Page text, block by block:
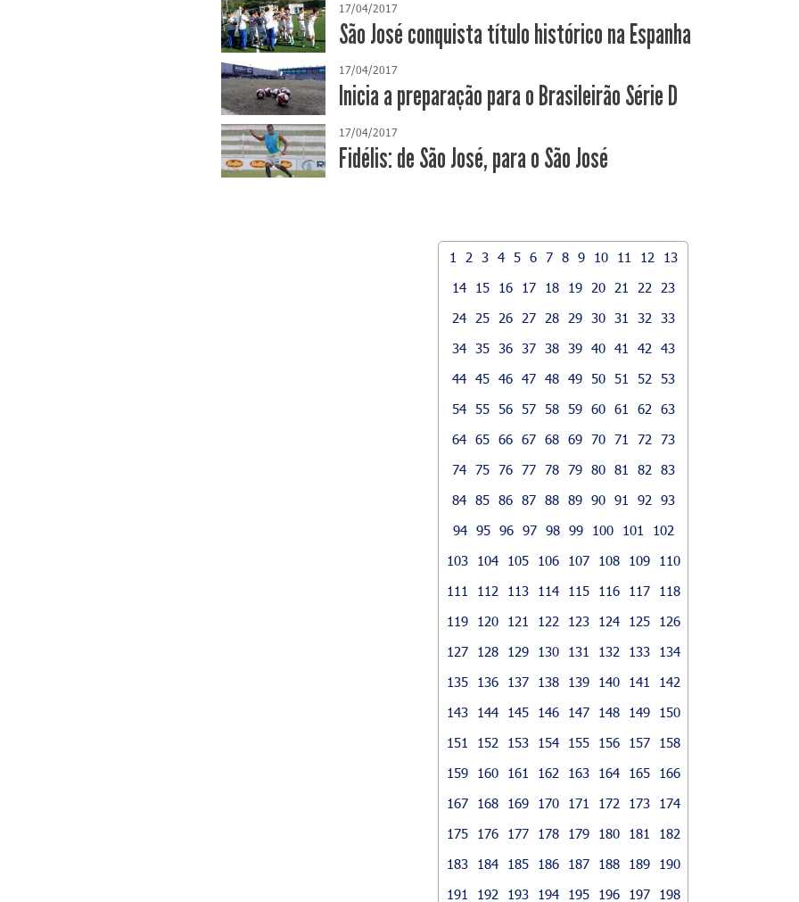
17/04/2017
São José conquista título histórico na Espanha
17/04/2017
Inicia a preparação para o Brasileirão Série D
17/04/2017
Fidélis: de São José, para o São José
1 2 3 4 5 6 7 8 9 10 11 12
13
14
15 16 17 18 19 20 21 22
23
24
25 26 27 28 29 30 31 32
33
34 35 36 37 38 39 40 41 42
43
44 45 46 47 48 49 50 51 52
53
54 55 56 57 58 59 60 61 62
63
64 65 66 67 68 69 70 71 72
73
74 75 76 77 78 79 80 81 82
83
84 85 86 87 88 89 90 91 92
93
94 95 96 97 98 99 100 101
102
103
104 105 106 107 108 109
110
111
112 113 114 115 116 117
118
119
120 121 122 123 124 125
126
127
128 129 130 131 132 133
134
135
136 137 138 139 140 141
142
143
144 145 146 147 148 149
150
151
152 153 154 155 156 157
158
159
160 161 162 163 164 165
166
167
168 169 170 171 172 173
174
175
176 177 178 179 180 181
182
183
184 185 186 187 188 189
190
191
192 193 194 195 196 197
198